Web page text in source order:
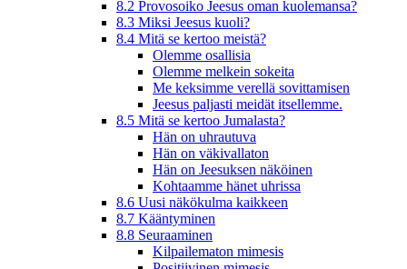
8.2 Provosoiko Jeesus oman kuolemansa?
8.3 Miksi Jeesus kuoli?
8.4 Mitä se kertoo meistä?
Olemme osallisia
Olemme melkein sokeita
Me keksimme verellä sovittamisen
Jeesus paljasti meidät itsellemme.
8.5 Mitä se kertoo Jumalasta?
Hän on uhrautuva
Hän on väkivallaton
Hän on Jeesuksen näköinen
Kohtaamme hänet uhrissa
8.6 Uusi näkökulma kaikkeen
8.7 Kääntyminen
8.8 Seuraaminen
Kilpailematon mimesis